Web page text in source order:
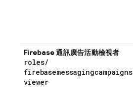
Firebase 通訊廣告活動檢視者
roles/
firebasemessagingcampaigns
viewer